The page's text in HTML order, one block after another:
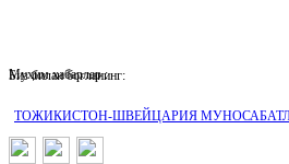
Муҳим хабарлар :
ТОЖИКИСТОН-ШВЕЙЦАРИЯ
Биз билан боғланинг: